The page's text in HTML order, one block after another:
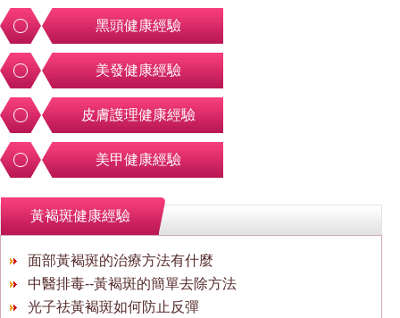
黑頭健康經驗
美發健康經驗
皮膚護理健康經驗
美甲健康經驗
黃褐斑健康經驗
面部黃褐斑的治療方法有什麼
中醫排毒--黃褐斑的簡單去除方法
光子祛黃褐斑如何防止反彈